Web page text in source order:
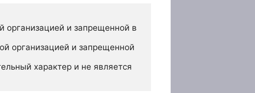
организацией и запрещенной в
организацией и запрещенной
характер и не является